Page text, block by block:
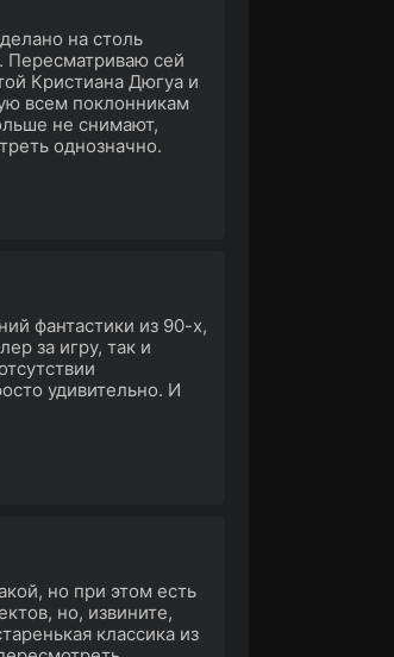
на столь
Пересматриваю сей
Кристиана Дюгуа и
всем поклонникам
не снимают,
однозначно.
фантастики из 90-х,
за игру, так и
удивительно. И
но при этом есть
но, извините,
классика из